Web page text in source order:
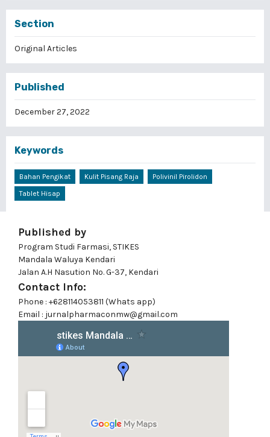
Section
Original Articles
Published
December 27, 2022
Keywords
Bahan Pengikat Kulit Pisang Raja
Polivinil Pirolidon
Tablet Hisap
Published by
Program Studi Farmasi, STIKES
Mandala Waluya Kendari
Jalan A.H Nasution No. G-37, Kendari
Contact Info:
Phone : +628114053811 (Whats app)
Email : jurnalpharmaconmw@gmail.com